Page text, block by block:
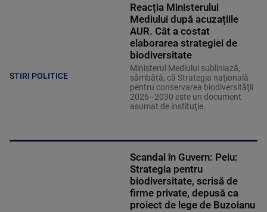
STIRI POLITICE
Reacția Ministerului
Mediului după acuzațiile
AUR. Cât a costat
elaborarea strategiei de
biodiversitate
Ministerul Mediului subliniază,
sâmbătă, că Strategia naţională
pentru conservarea biodiversităţii
2026–2030 este un document
asumat de instituţie.
Scandal în Guvern: Peiu:
Strategia pentru
biodiversitate, scrisă de
firme private, depusă ca
proiect de lege de Buzoianu